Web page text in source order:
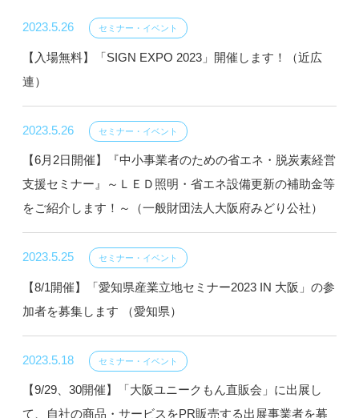
2023.5.26 セミナー・イベント
【入場無料】「SIGN EXPO 2023」開催します！（近広
連）
2023.5.26 セミナー・イベント
【6月2日開催】『中小事業者のための省エネ・脱炭素経営
支援セミナー』～ＬＥＤ照明・省エネ設備更新の補助金等
をご紹介します！～（一般財団法人大阪府みどり公社）
2023.5.25 セミナー・イベント
【8/1開催】「愛知県産業立地セミナー2023 IN 大阪」の参
加者を募集します （愛知県）
2023.5.18 セミナー・イベント
【9/29、30開催】「大阪ユニークもん直販会」に出展し
て、自社の商品・サービスをPR販売する出展事業者を募